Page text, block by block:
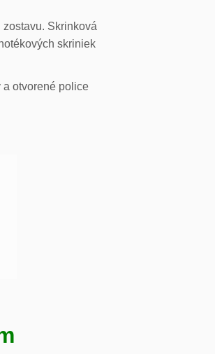
Skrinková
skriniek
a otvorené police